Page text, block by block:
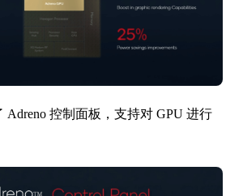
Adreno 控制面板，支持对 GPU 进行